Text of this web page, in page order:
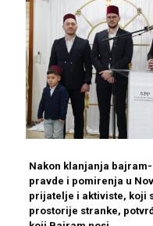
Nakon klanjanja
pravde i pomirenja u
prijatelje i aktiviste, koji
prostorije stranke,